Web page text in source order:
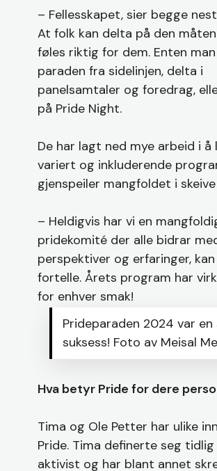
– Fellesskapet, sier begge
At folk kan delta på den
føles riktig for dem. Enten
paraden fra sidelinjen, delta i
panelsamtaler og foredrag,
på Pride Night.
De har lagt ned mye arbeid i å
variert og inkluderende
gjenspeiler mangfoldet i skeive
– Heldigvis har vi en
pridekomité der alle bidrar
perspektiver og erfaringer,
fortelle. Årets program har
for enhver smak!
Prideparaden 2024 var
suksess! Foto av Meisal
Hva betyr Pride for dere
Tima og Ole Petter har ulike
Pride. Tima definerte seg
aktivist og har blant annet